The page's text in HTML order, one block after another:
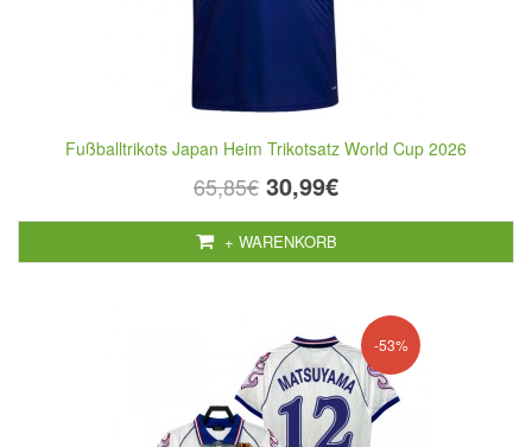
Fußballtrikots Japan Heim Trikotsatz World Cup 2026
65,85€ 30,99€
+ WARENKORB
-53%